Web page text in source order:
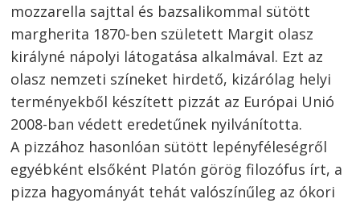
mozzarella sajttal és bazsalikommal sütött
margherita 1870-ben született Margit olasz
királyné nápolyi látogatása alkalmával. Ezt az
olasz nemzeti színeket hirdető, kizárólag helyi
terményekből készített pizzát az Európai Unió
2008-ban védett eredetűnek nyilvánította.
A pizzához hasonlóan sütött lepényféleségről
egyébként elsőként Platón görög filozófus írt, a
pizza hagyományát tehát valószínűleg az ókori